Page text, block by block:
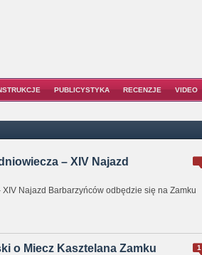
PUBLICYSTYKA RECENZJE VIDEO
– XIV Najazd
Najazd Barbarzyńców odbędzie się na Zamku
1
o Miecz Kasztelana Zamku